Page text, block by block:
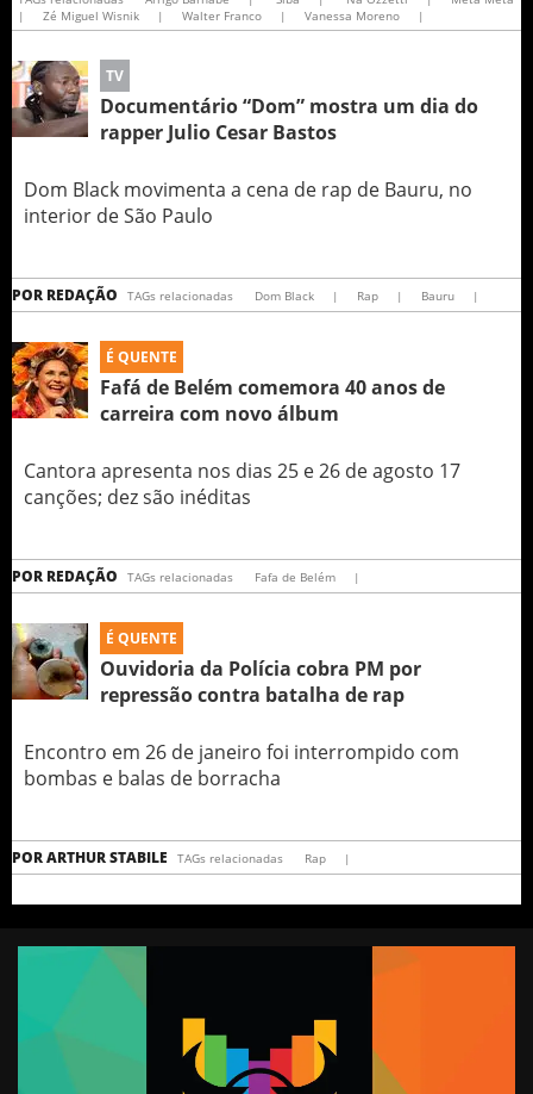
|
Zé Miguel Wisnik | Walter Franco | Vanessa Moreno |
TV
Documentário “Dom” mostra um dia do
rapper Julio Cesar Bastos
Dom Black movimenta a cena de rap de Bauru, no
interior de São Paulo
POR REDAÇÃO TAGs relacionadas Dom Black | Rap | Bauru |
É QUENTE
Fafá de Belém comemora 40 anos de
carreira com novo álbum
Cantora apresenta nos dias 25 e 26 de agosto 17
canções; dez são inéditas
POR REDAÇÃO TAGs relacionadas Fafa de Belém |
É QUENTE
Ouvidoria da Polícia cobra PM por
repressão contra batalha de rap
Encontro em 26 de janeiro foi interrompido com
bombas e balas de borracha
PORARTHUR STABILE TAGs relacionadas Rap |